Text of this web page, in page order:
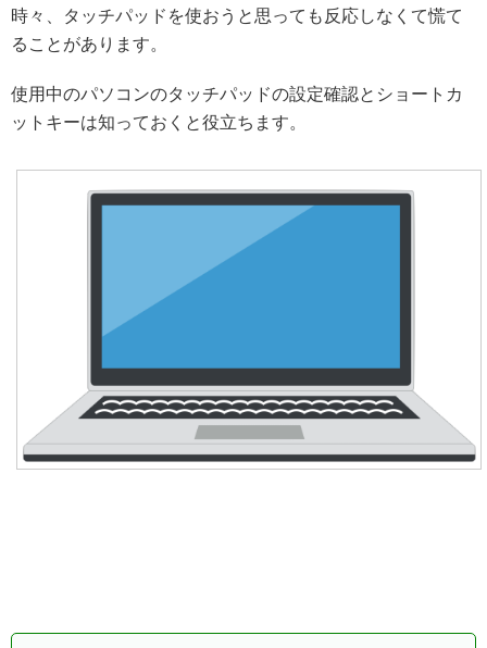
時々、タッチパッドを使おうと思っても反応しなくて慌て
ることがあります。
使用中のパソコンのタッチパッドの設定確認とショートカ
ットキーは知っておくと役立ちます。